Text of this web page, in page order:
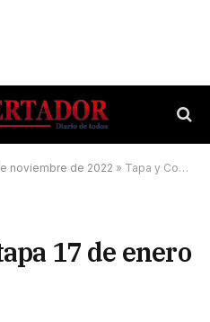
noviembre de 2022 » Tapa y Contratapa 17 de enero de 2025
17 de enero